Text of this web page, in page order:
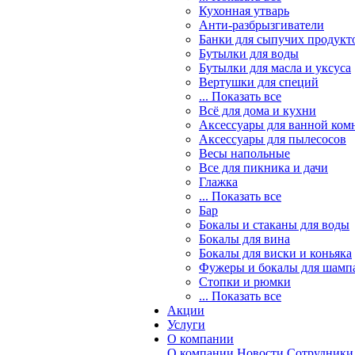
Кухонная утварь
Анти-разбрызгиватели
Банки для сыпучих
Бутылки для воды
Бутылки для масла и уксуса
Вертушки для специй
... Показать все
Всё для дома и кухни
Аксессуары для ванной
Аксессуары для пылесосов
Весы напольные
Все для пикника и дачи
Глажка
... Показать все
Бар
Бокалы и стаканы для воды
Бокалы для вина
Бокалы для виски и коньяка
Фужеры и бокалы для
Стопки и рюмки
... Показать все
Акции
Услуги
О компании